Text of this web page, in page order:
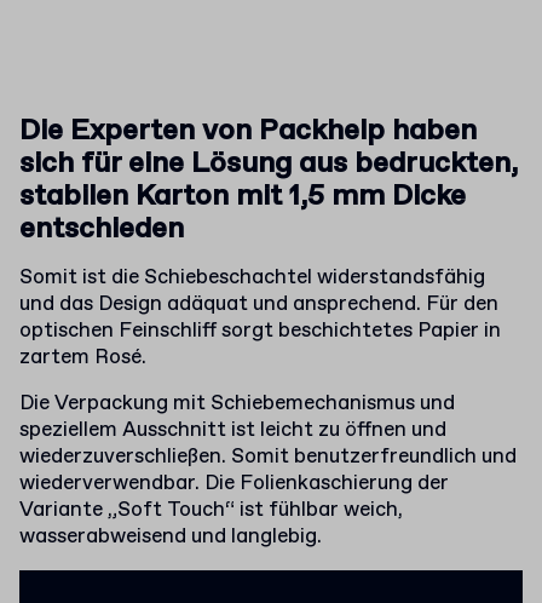
Die Experten von Packhelp haben
sich für eine Lösung aus bedruckten,
stabilen Karton mit 1,5 mm Dicke
entschieden
Somit ist die Schiebeschachtel widerstandsfähig
und das Design adäquat und ansprechend. Für den
optischen Feinschliff sorgt beschichtetes Papier in
zartem Rosé.
Die Verpackung mit Schiebemechanismus und
speziellem Ausschnitt ist leicht zu öffnen und
wiederzuverschließen. Somit benutzerfreundlich und
wiederverwendbar. Die Folienkaschierung der
Variante „Soft Touch“ ist fühlbar weich,
wasserabweisend und langlebig.